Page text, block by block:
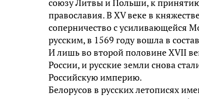
союзу Литвы и Польши, к
православия. В XV веке в
соперничество с усиливающейся
русским, в 1569 году вошла в
И лишь во второй половине XVII
России, и русские земли снова
Российскую империю.
Белорусов в русских летописях